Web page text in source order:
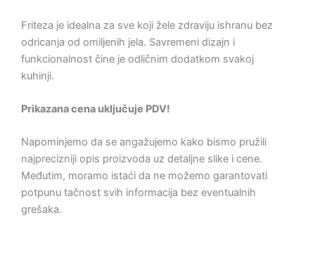
Friteza je idealna za sve koji žele zdraviju ishranu bez
odricanja od omiljenih jela. Savremeni dizajn i
funkcionalnost čine je odličnim dodatkom svakoj
kuhinji.
Prikazana cena uključuje PDV!
Napominjemo da se angažujemo kako bismo pružili
najprecizniji opis proizvoda uz detaljne slike i cene.
Međutim, moramo istaći da ne možemo garantovati
potpunu tačnost svih informacija bez eventualnih
grešaka.